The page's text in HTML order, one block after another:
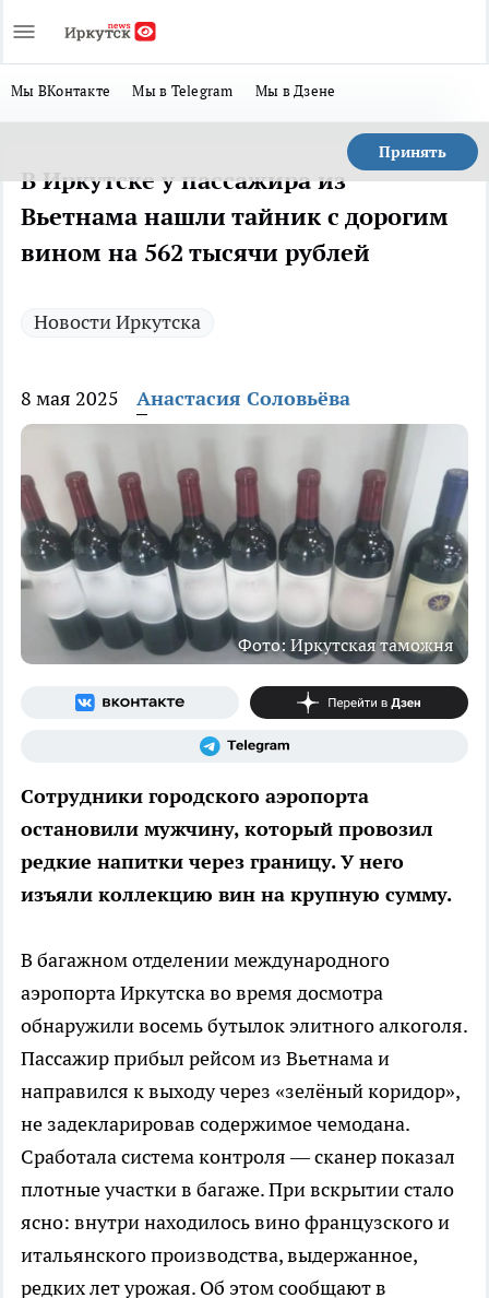
Мы ВКонтакте Мы в Telegram Мы в Дзене
Принять
В Иркутске у пассажира из
Вьетнама нашли тайник с дорогим
вином на 562 тысячи рублей
Новости Иркутска
8 мая 2025 Анастасия Соловьёва
Фото: Иркутская таможня
Сотрудники городского аэропорта
остановили мужчину, который провозил
редкие напитки через границу. У него
изъяли коллекцию вин на крупную сумму.
В багажном отделении международного
аэропорта Иркутска во время досмотра
обнаружили восемь бутылок элитного алкоголя.
Пассажир прибыл рейсом из Вьетнама и
направился к выходу через «зелёный коридор»,
не задекларировав содержимое чемодана.
Сработала система контроля — сканер показал
плотные участки в багаже. При вскрытии стало
ясно: внутри находилось вино французского и
итальянского производства, выдержанное,
редких лет урожая. Об этом сообщают в